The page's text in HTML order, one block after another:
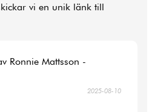
vi en unik länk till
Ronnie Mattsson -
2025-08-10